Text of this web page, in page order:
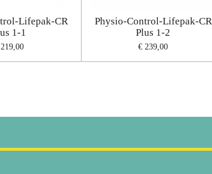
Lifepak-CR
1-1
Physio-Control-Lifepak-CR
Plus 1-2
€ 239,00